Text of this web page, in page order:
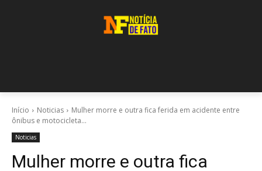
Início Noticias
Mulher morre e outra fica ferida em acidente entre
ônibus e motocicleta...
Noticias
Mulher morre e outra fica